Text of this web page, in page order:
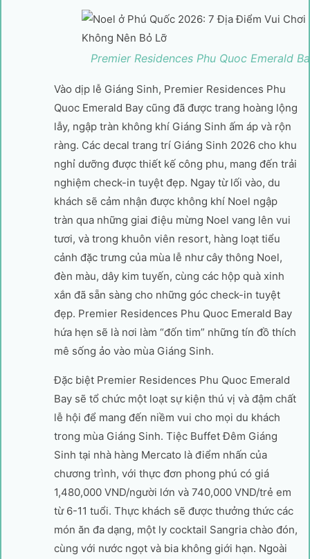
Premier Residences Phu Quoc Emerald
Vào dịp lễ Giáng Sinh, Premier Residences Phu
Quoc Emerald Bay cũng đã được trang hoàng lộng
lẫy, ngập tràn không khí Giáng Sinh ấm áp và rộn
ràng. Các decal trang trí Giáng Sinh 2026 cho khu
nghỉ dưỡng được thiết kế công phu, mang đến trải
nghiệm check-in tuyệt đẹp. Ngay từ lối vào, du
khách sẽ cảm nhận được không khí Noel ngập
tràn qua những giai điệu mừng Noel vang lên vui
tươi, và trong khuôn viên resort, hàng loạt tiểu
cảnh đặc trưng của mùa lễ như cây thông Noel,
đèn màu, dây kim tuyến, cùng các hộp quà xinh
xắn đã sẵn sàng cho những góc check-in tuyệt
đẹp. Premier Residences Phu Quoc Emerald Bay
hứa hẹn sẽ là nơi làm “đốn tim” những tín đồ thích
mê sống ảo vào mùa Giáng Sinh.
Đặc biệt Premier Residences Phu Quoc Emerald
Bay sẽ tổ chức một loạt sự kiện thú vị và đậm chất
lễ hội để mang đến niềm vui cho mọi du khách
trong mùa Giáng Sinh. Tiệc Buffet Đêm Giáng
Sinh tại nhà hàng Mercato là điểm nhấn của
chương trình, với thực đơn phong phú có giá
1,480,000 VND/người lớn và 740,000 VND/trẻ em
từ 6-11 tuổi. Thực khách sẽ được thưởng thức các
món ăn đa dạng, một ly cocktail Sangria chào đón,
cùng với nước ngọt và bia không giới hạn. Ngoài